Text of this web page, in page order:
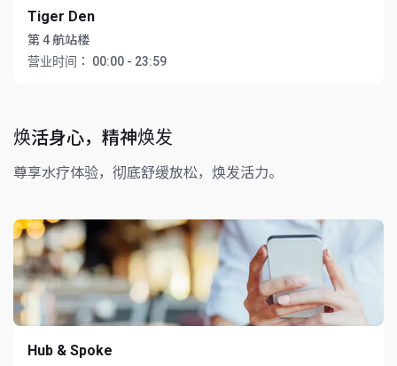
Tiger Den
第 4 航站楼
营业时间：
00:00 - 23:59
焕活身心，精神焕发
尊享水疗体验，彻底舒缓放松，焕发活力。
Hub & Spoke